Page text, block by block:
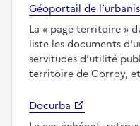
Géoportail de
La
page territoire
liste les documents
servitudes d’utilité
territoire de Corroy,
Docurba